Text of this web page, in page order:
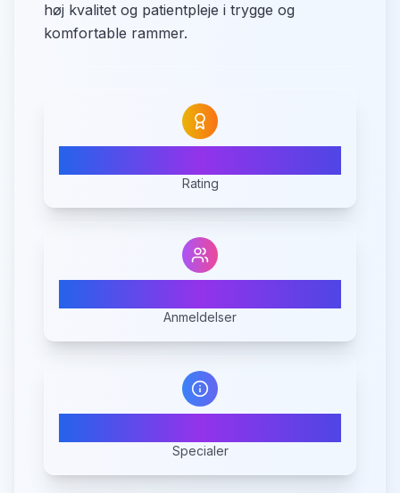
høj kvalitet og patientpleje i trygge og
komfortable rammer.
Rating
Anmeldelser
Specialer